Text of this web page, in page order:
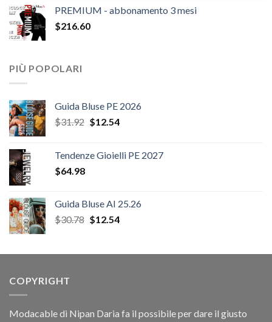
era:
$20.52.
è:
PREMIUM - abbonamento 3 mesi
$216.60
PIÙ POPOLARI
Guida Bluse PE 2026
$31.92 Il
era:
$12.54Il
è:
Tendenze Gioielli PE 2027
$64.98
Guida Bluse AI 25.26
$30.78 Il
era:
$12.54Il
è:
COPYRIGHT
Modacable di Nipan Daria fa il possibile per dare il giusto